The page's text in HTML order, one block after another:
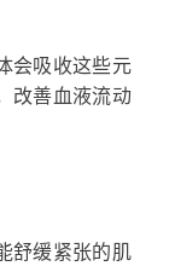
会吸收这些元
改善血液流动
舒缓紧张的肌